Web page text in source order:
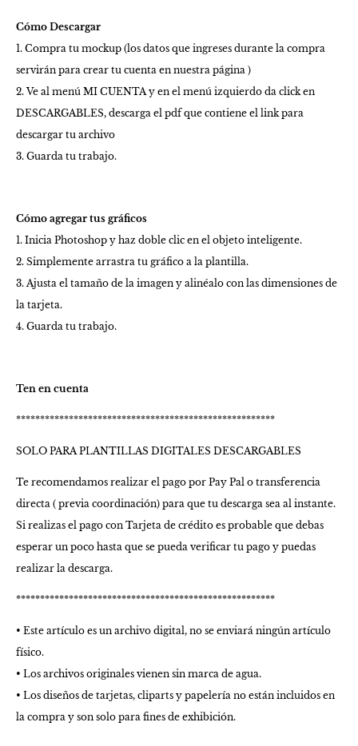
Cómo Descargar
1. Compra tu mockup (los datos que ingreses durante la compra
servirán para crear tu cuenta en nuestra página )
2. Ve al menú MI CUENTA y en el menú izquierdo da click en
DESCARGABLES, descarga el pdf que contiene el link para
descargar tu archivo
3. Guarda tu trabajo.
Cómo agregar tus gráficos
1. Inicia Photoshop y haz doble clic en el objeto inteligente.
2. Simplemente arrastra tu gráfico a la plantilla.
3. Ajusta el tamaño de la imagen y alinéalo con las dimensiones de
la tarjeta.
4. Guarda tu trabajo.
Ten en cuenta
******************************************************
SOLO PARA PLANTILLAS DIGITALES DESCARGABLES
Te recomendamos realizar el pago por Pay Pal o transferencia
directa ( previa coordinación) para que tu descarga sea al instante.
Si realizas el pago con Tarjeta de crédito es probable que debas
esperar un poco hasta que se pueda verificar tu pago y puedas
realizar la descarga.
******************************************************
• Este artículo es un archivo digital, no se enviará ningún artículo
físico.
• Los archivos originales vienen sin marca de agua.
• Los diseños de tarjetas, cliparts y papelería no están incluidos en
la compra y son solo para fines de exhibición.